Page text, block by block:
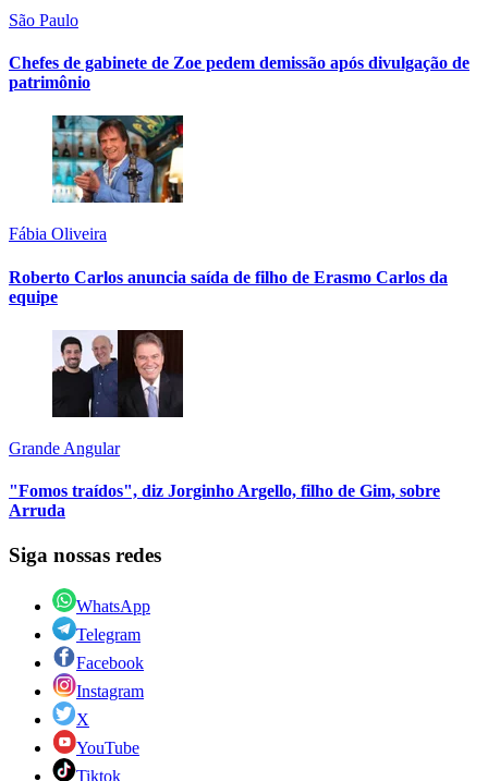
São Paulo
Chefes de gabinete de Zoe pedem demissão após divulgação de
patrimônio
Fábia Oliveira
Roberto Carlos anuncia saída de filho de Erasmo Carlos da
equipe
Grande Angular
"Fomos traídos", diz Jorginho Argello, filho de Gim, sobre
Arruda
Siga nossas redes
WhatsApp
Telegram
Facebook
Instagram
X
YouTube
Tiktok